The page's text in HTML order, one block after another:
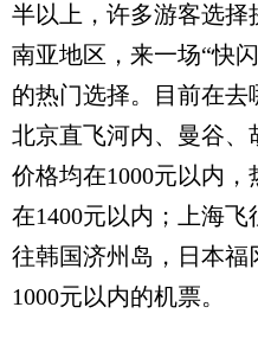
半以上，许多游客选
南亚地区，来一场“快
的热门选择。目前在去
北京直飞河内、曼谷
价格均在1000元以内
在1400元以内；上海
往韩国济州岛，日本
1000元以内的机票。